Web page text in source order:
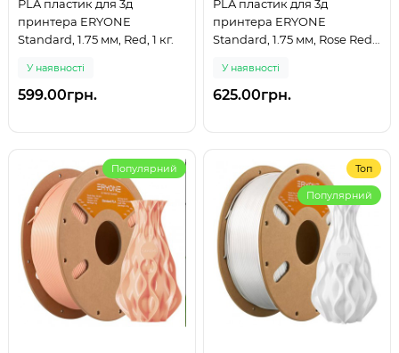
PLA пластик для 3д
принтера ERYONE
Standard, 1.75 мм, Red, 1 кг.
У наявності
599.00грн.
PLA пластик для 3д
принтера ERYONE
Standard, 1.75 мм, Rose Red,
У наявності
625.00грн.
Популярний Топ
Популярний